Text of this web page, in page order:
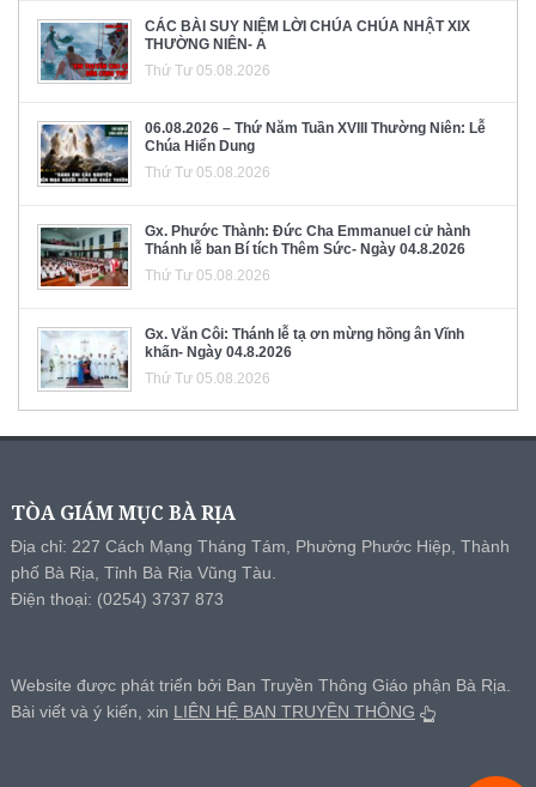
CÁC BÀI SUY NIỆM LỜI CHÚA CHÚA NHẬT XIX
THƯỜNG NIÊN- A
Thứ Tư 05.08.2026
06.08.2026 – Thứ Năm Tuần XVIII Thường Niên: Lễ
Chúa Hiển Dung
Thứ Tư 05.08.2026
Gx. Phước Thành: Đức Cha Emmanuel cử hành
Thánh lễ ban Bí tích Thêm Sức- Ngày 04.8.2026
Thứ Tư 05.08.2026
Gx. Văn Côi: Thánh lễ tạ ơn mừng hồng ân Vĩnh
khấn- Ngày 04.8.2026
Thứ Tư 05.08.2026
TÒA GIÁM MỤC BÀ RỊA
Địa chỉ: 227 Cách Mạng Tháng Tám, Phường Phước Hiệp, Thành
phố Bà Rịa, Tỉnh Bà Rịa Vũng Tàu.
Điện thoại: (0254) 3737 873
Website được phát triển bởi Ban Truyền Thông Giáo phận Bà Rịa.
Bài viết và ý kiến, xin LIÊN HỆ BAN TRUYỀN THÔNG